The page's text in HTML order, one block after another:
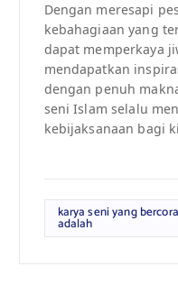
Dengan meresapi
kebahagiaan yang
dapat memperkaya
mendapatkan
dengan penuh
seni Islam selalu
kebijaksanaan bagi
karya seni yang
adalah